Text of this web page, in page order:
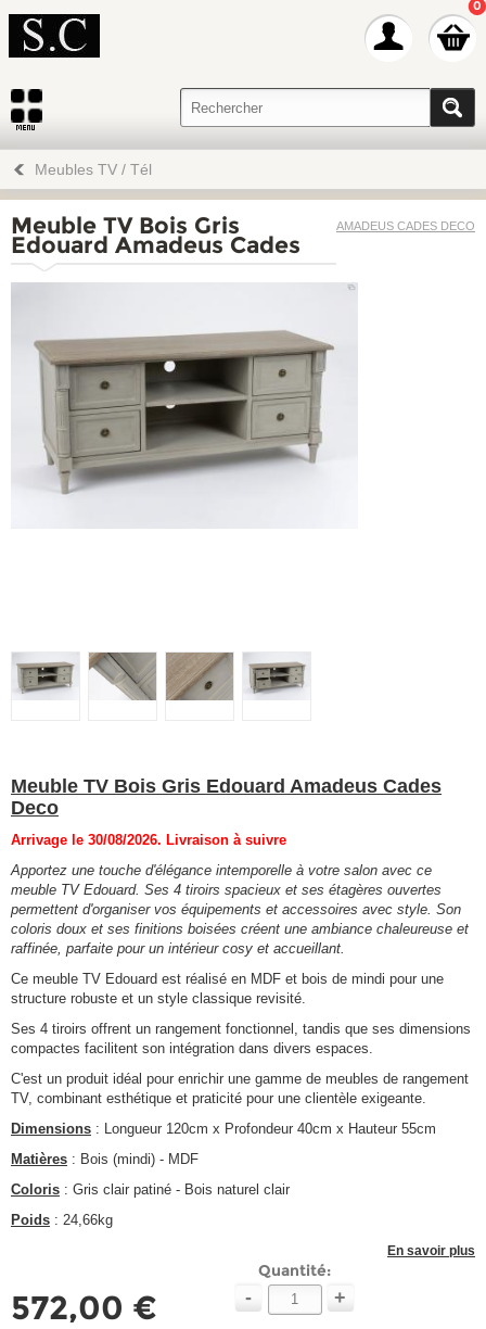
0
Meubles TV / Tél
AMADEUS CADES DECO
Meuble TV Bois Gris
Edouard Amadeus Cades
Meuble TV Bois Gris Edouard Amadeus Cades
Deco
Arrivage le 30/08/2026. Livraison à suivre
Apportez une touche d'élégance intemporelle à votre salon avec ce
meuble TV Edouard. Ses 4 tiroirs spacieux et ses étagères ouvertes
permettent d'organiser vos équipements et accessoires avec style. Son
coloris doux et ses finitions boisées créent une ambiance chaleureuse et
raffinée, parfaite pour un intérieur cosy et accueillant.
Ce meuble TV Edouard est réalisé en MDF et bois de mindi pour une
structure robuste et un style classique revisité.
Ses 4 tiroirs offrent un rangement fonctionnel, tandis que ses dimensions
compactes facilitent son intégration dans divers espaces.
C'est un produit idéal pour enrichir une gamme de meubles de rangement
TV, combinant esthétique et praticité pour une clientèle exigeante.
Dimensions : Longueur 120cm x Profondeur 40cm x Hauteur 55cm
Matières : Bois (mindi) - MDF
Coloris : Gris clair patiné - Bois naturel clair
Poids : 24,66kg
En savoir plus
572,00 €
Quantité:
- +